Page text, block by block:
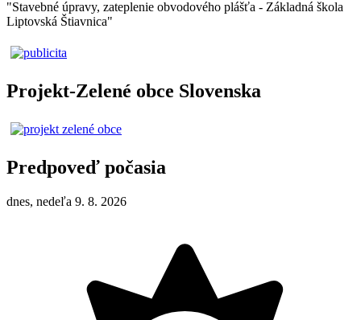
"Stavebné úpravy, zateplenie obvodového plášťa - Základná škola
Liptovská Štiavnica"
Projekt-Zelené obce Slovenska
Predpoveď počasia
dnes, nedeľa 9. 8. 2026